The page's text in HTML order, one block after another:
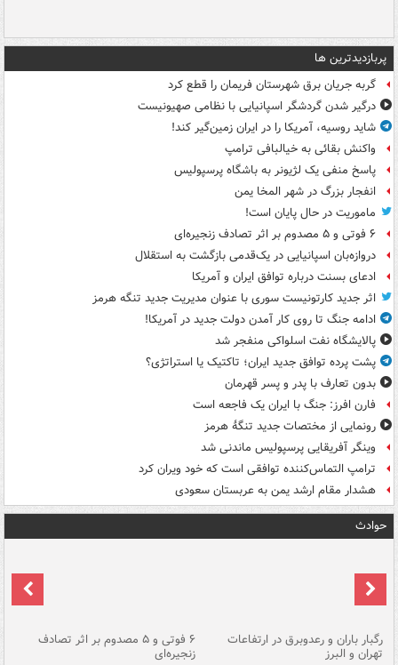
پربازدیدترین ها
گربه جریان برق شهرستان فریمان را قطع کرد
درگیر شدن گردشگر اسپانیایی با نظامی صهیونیست
شاید روسیه، آمریکا را در ایران زمین‌گیر کند!
واکنش بقائی به خیالبافی ترامپ
پاسخ منفی یک لژیونر به باشگاه پرسپولیس
انفجار بزرگ در شهر المخا یمن
ماموریت در حال پایان است!
۶ فوتی و ۵ مصدوم بر اثر تصادف زنجیره‌ای
دروازه‌بان اسپانیایی در یک‌قدمی بازگشت به استقلال
ادعای بسنت درباره توافق ایران و آمریکا
اثر جدید کارتونیست سوری با عنوان مدیریت جدید تنگه هرمز
ادامه جنگ تا روی کار آمدن دولت جدید در آمریکا!
پالایشگاه نفت اسلواکی منفجر شد
پشت پرده توافق جدید ایران؛ تاکتیک یا استراتژی؟
بدون تعارف با پدر و پسر قهرمان
فارن افرز: جنگ با ایران یک فاجعه است
رونمایی از مختصات جدید تنگۀ هرمز
وینگر آفریقایی پرسپولیس ماندنی شد
ترامپ التماس‌کننده توافقی است که خود ویران کرد
هشدار مقام ارشد یمن به عربستان سعودی
حوادث
رگبار باران و رعدوبرق در ارتفاعات
تهران و البرز
۶ فوتی و ۵ مصدوم بر اثر تصادف
زنجیره‌ای